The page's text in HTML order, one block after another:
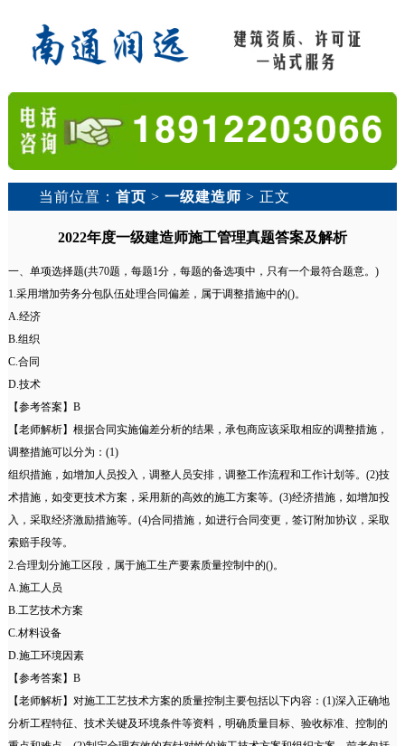
当前位置：首页 >一级建造师 > 正文
2022年度一级建造师施工管理真题答案及解析
一、单项选择题(共70题，每题1分，每题的备选项中，只有一个最符合题意。)
1.采用增加劳务分包队伍处理合同偏差，属于调整措施中的()。
A.经济
B.组织
C.合同
D.技术
【参考答案】B
【老师解析】根据合同实施偏差分析的结果，承包商应该采取相应的调整措施，
调整措施可以分为：(1)
组织措施，如增加人员投入，调整人员安排，调整工作流程和工作计划等。(2)技
术措施，如变更技术方案，采用新的高效的施工方案等。(3)经济措施，如增加投
入，采取经济激励措施等。(4)合同措施，如进行合同变更，签订附加协议，采取
索赔手段等。
2.合理划分施工区段，属于施工生产要素质量控制中的()。
A.施工人员
B.工艺技术方案
C.材料设备
D.施工环境因素
【参考答案】B
【老师解析】对施工工艺技术方案的质量控制主要包括以下内容：(1)深入正确地
分析工程特征、技术关键及环境条件等资料，明确质量目标、验收标准、控制的